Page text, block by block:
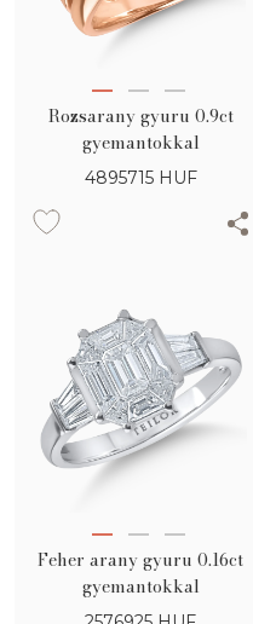
Rozsarany gyuru 0.9ct
gyemantokkal
4895715 HUF
Feher arany gyuru 0.16ct
gyemantokkal